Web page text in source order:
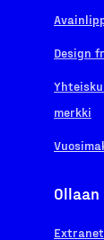
Design
merkki